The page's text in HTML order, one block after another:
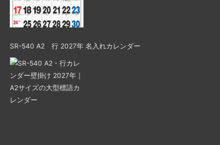
SR-540 A2 行 2027年 名入れカレンダー